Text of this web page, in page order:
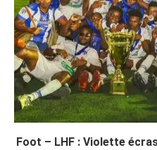
Foot – LHF : Violette